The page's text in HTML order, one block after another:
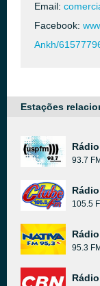
Email:
Facebook:
Ankh/
Estações
93.7 FM
105.5
95.3 FM